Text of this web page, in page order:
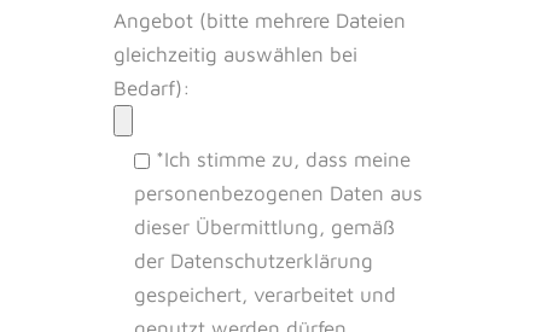
Angebot (bitte mehrere Dateien
gleichzeitig auswählen bei
Bedarf):
*Ich stimme zu, dass meine
personenbezogenen Daten aus
dieser Übermittlung, gemäß
der Datenschutzerklärung
gespeichert, verarbeitet und